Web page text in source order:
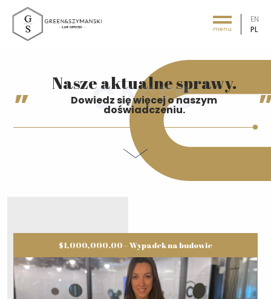
menu
EN
PL
Nasze aktualne sprawy.
Dowiedz się więcej o naszym
doświadczeniu.
$1,000,000.00 – Wypadek na budowie